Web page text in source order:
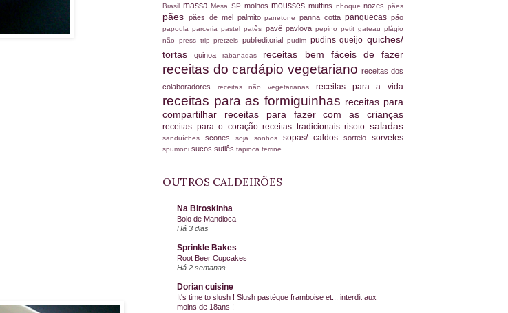
Brasil massaMesa SP molhosmoussesmuffins nhoquenozespâes
pães pães de mel palmitopanetonepanna cottapanquecaspão
papoulaparceriapastelpatês pavê pavlova pepino petit gateauplágio
não press trippretzels publieditorial pudim pudinsqueijo quiches/
tortasquinoarabanadas receitas bem fáceis de fazer
receitas do cardápio vegetarianoreceitas dos
colaboradores receitas não vegetarianas receitas para a vida
receitas para as formiguinhas receitas para
compartilhar receitas para fazer com as crianças
receitas para o coraçãoreceitas tradicionaisrisotosaladas
sanduíches scones soja sonhos sopas/ caldos sorteio sorvetes
spumoni sucos suflês tapioca terrine
OUTROS CALDEIRÕES
Na Biroskinha
Bolo de Mandioca
Há 3 dias
Sprinkle Bakes
Root Beer Cupcakes
Há 2 semanas
Dorian cuisine
It's time to slush ! Slush pastèque framboise et... interdit aux
moins de 18ans !